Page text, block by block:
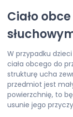
Ciało
W przypadku
ciała obcego do
strukturę ucha
przedmiot jest
powierzchnię, to
usunie jego